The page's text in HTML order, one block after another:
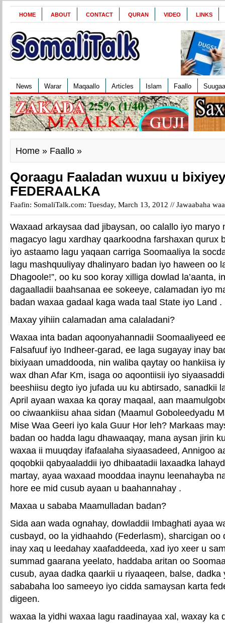
HOME ABOUT CONTACT QURAN VIDEO LINKS
News Warar Maqaallo Articles Islam Faallo
Home » Faallo »
Qoraagu Faaladan wuxuu u
FEDERAALKA
Faafin: SomaliTalk.com: Tuesday, March 13, 2012 // Jawaabaha
Waxaad arkaysaa dad jibaysan, oo calallo iyo maryo
magacyo lagu xardhay qaarkoodna farshaxan qurux
iyo astaamo lagu yaqaan carriga Soomaaliya la
lagu mashquuliyay dhalinyaro badan iyo haween oo
Dhagoole!”, oo ku soo koray xilliga dowlad la’aanta,
dagaalladii baahsanaa ee sokeeye, calamadan iyo
badan waxaa gadaal kaga wada taal State iyo Land .
Maxay yihiin calamadan ama calaladani?
Waxaa inta badan aqoonyahannadii Soomaaliyeed
Falsafuuf iyo Indheer-garad, ee laga sugayay inay
bixiyaan umaddooda, nin waliba qaytay oo hankiisa
wax dhan Afar Km, isaga oo aqoontiisii iyo
beeshiisu degto iyo jufada uu ku abtirsado, sanadkii
April ayaan waxaa ka qoray maqaal, aan
oo ciwaankiisu ahaa sidan (Maamul Goboleedyadu
Mise Waa Geeri iyo kala Guur Hor leh? Markaas
badan oo hadda lagu dhawaaqay, mana aysan jirin
waxaa ii muuqday ifafaalaha siyaasadeed, Annigoo
qoqobkii qabyaaladdii iyo dhibaatadii laxaadka
martay, ayaa waxaad mooddaa inaynu leenahayba
hore ee mid cusub ayaan u baahannahay .
Maxaa u sababa Maamulladan badan?
Sida aan wada ognahay, dowladdii Imbaghati ayaa
cusbayd, oo la yidhaahdo (Federlasm), sharcigan oo
inay xaq u leedahay xaafaddeeda, xad iyo xeer u
summad gaarana yeelato, haddaba aritan oo
cusub, ayaa dadka qaarkii u riyaaqeen, balse, dadka
sababaha loo sameeyo iyo cidda samaysan karta
digeen.
waxaa la yidhi waxaa lagu raadinayaa xal, waxay ka